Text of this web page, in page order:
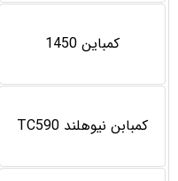
کمباین 1450
کمبابن نیوهلند TC590